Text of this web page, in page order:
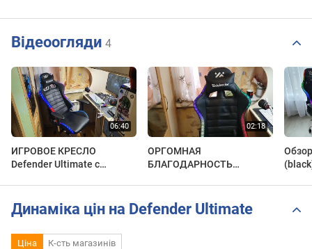
Відеоогляди 4
ИГРОВОЕ КРЕСЛО
Defender Ultimate с
ОРГОМНАЯ
БЛАГОДАРНОСТЬ
месяца DEFENDER
ULTIMATE
Динаміка цін на Defender Ultimate
Ціна К-сть магазинів